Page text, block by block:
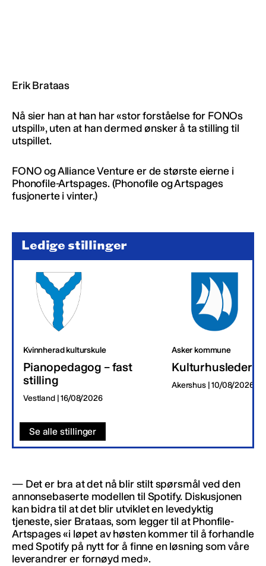
Erik Brataas
Nå sier han at han har «stor forståelse for FONOs
utspill», uten at han dermed ønsker å ta stilling til
utspillet.
FONO og Alliance Venture er de største eierne i
Phonofile-Artspages. (Phonofile og Artspages
fusjonerte i vinter.)
Ledige stillinger
Kvinnherad kulturskule
Pianopedagog – fast
stilling
Vestland | 16/08/2026
Asker kommune
Kulturhusleder
Akershus | 10/08/2026
Se alle stillinger
— Det er bra at det nå blir stilt spørsmål ved den
annonsebaserte modellen til Spotify. Diskusjonen
kan bidra til at det blir utviklet en levedyktig
tjeneste, sier Brataas, som legger til at Phonfile-
Artspages «i løpet av høsten kommer til å forhandle
med Spotify på nytt for å finne en løsning som våre
leverandrer er fornøyd med».